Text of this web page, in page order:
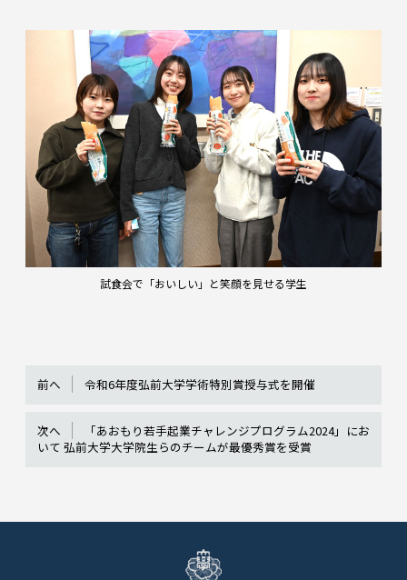
試食会で「おいしい」と笑顔を見せる学生
前へ 令和6年度弘前大学学術特別賞授与式を開催
次へ
「あおもり若手起業チャレンジプログラム2024」にお
いて 弘前大学大学院生らのチームが最優秀賞を受賞